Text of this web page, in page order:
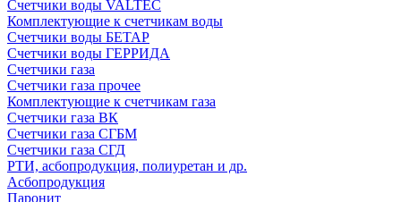
Счетчики воды VALTEC
Комплектующие к счетчикам воды
Счетчики воды БЕТАР
Счетчики воды ГЕРРИДА
Счетчики газа
Счетчики газа прочее
Комплектующие к счетчикам газа
Счетчики газа ВК
Счетчики газа СГБМ
Счетчики газа СГД
РТИ, асбопродукция, полиуретан и др.
Асбопродукция
Паронит